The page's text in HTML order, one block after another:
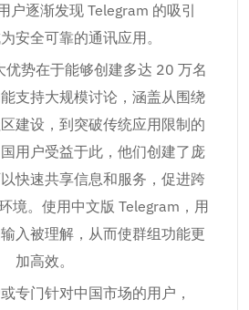
户逐渐发现 Telegram 的吸引
安全可靠的通讯应用。
优势在于能够创建多达 20 万名
支持大规模讨论，涵盖从围绕
建设，到突破传统应用限制的
用户受益于此，他们创建了庞
快速共享信息和服务，促进跨
境。使用中文版 Telegram，用
入被理解，从而使群组功能更
加高效。
专门针对中国市场的用户，